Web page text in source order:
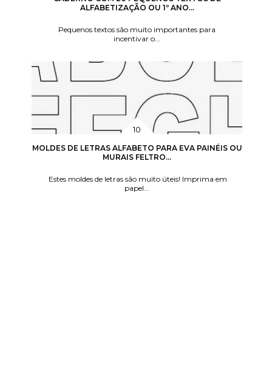
ALFABETIZAÇÃO OU 1º ANO...
Pequenos textos são muito importantes para
incentivar o...
MOLDES DE LETRAS ALFABETO PARA EVA PAINÉIS OU
MURAIS FELTRO...
Estes moldes de letras são muito úteis! Imprima em
papel...